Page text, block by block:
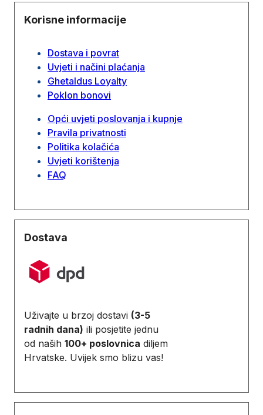
Korisne informacije
Dostava i povrat
Uvjeti i načini plaćanja
Ghetaldus Loyalty
Poklon bonovi
Opći uvjeti poslovanja i kupnje
Pravila privatnosti
Politika kolačića
Uvjeti korištenja
FAQ
Dostava
Uživajte u brzoj dostavi (3-5
radnih dana) ili posjetite jednu
od naših 100+ poslovnica diljem
Hrvatske. Uvijek smo blizu vas!